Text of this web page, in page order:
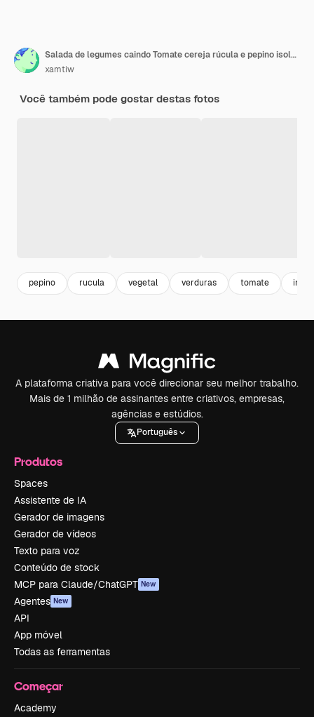
Salada de legumes caindo Tomate cereja rúcula e pepino isolado no fundo branco
xamtiw
Você também pode gostar destas fotos
pepino rucula vegetal verduras tomate
A plataforma criativa para você direcionar seu melhor trabalho.
Mais de 1 milhão de assinantes entre criativos, empresas,
agências e estúdios.
Português
Produtos
Spaces
Assistente de IA
Gerador de imagens
Gerador de vídeos
Texto para voz
Conteúdo de stock
MCP para Claude/ChatGPT New
Agentes New
API
App móvel
Todas as ferramentas
Começar
Academy